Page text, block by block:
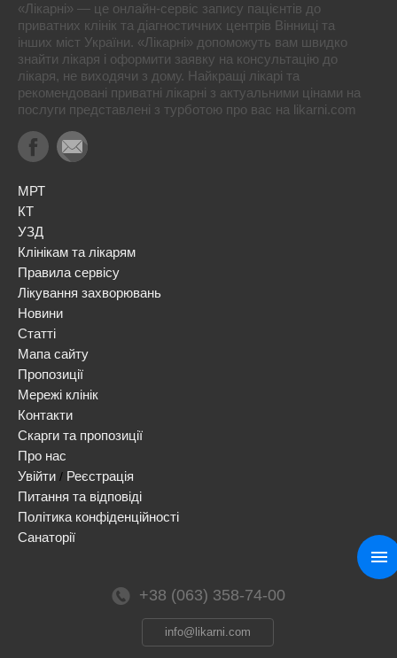
«Лікарні» — це онлайн-сервіс запису пацієнтів до
приватних клінік та діагностичних центрів Вінниці та
інших міст України. «Лікарні» допоможуть вам швидко
знайти лікаря і оформити заявку на консультацію до
лікаря, не виходячи з дому. Найкращі лікарі та
рекомендовані приватні лікарні з актуальними цінами на
послуги представлені з турботою про вас на likarni.com
МРТ
КТ
УЗД
Клінікам та лікарям
Правила сервісу
Лікування захворювань
Новини
Статті
Мапа сайту
Пропозиції
Мережі клінік
Контакти
Скарги та пропозиції
Про нас
Увійти / Реєстрація
Питання та відповіді
Політика конфіденційності
Санаторії
+38 (063) 358-74-00
info@likarni.com